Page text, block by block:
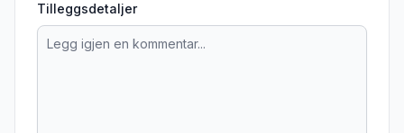
Tilleggsdetaljer